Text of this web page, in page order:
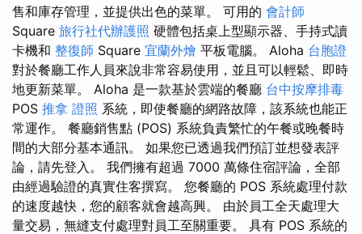
售和庫存管理，並提供出色的菜單。 可用的 會計師
Square 旅行社代辦護照 硬體包括桌上型顯示器、手持式讀
卡機和 整復師 Square 宜蘭外燴 平板電腦。 Aloha 台胞證
對於餐廳工作人員來說非常容易使用，並且可以輕鬆、即時
地更新菜單。 Aloha 是一款基於雲端的餐廳 台中按摩排毒
POS 推拿 證照 系統，即使餐廳的網路故障，該系統也能正
常運作。 餐廳銷售點 (POS) 系統負責繁忙的午餐或晚餐時
間的大部分基本通訊。 如果您已透過我們預訂並想發表評
論，請先登入。 我們擁有超過 7000 萬條住宿評論，全部
由經過驗證的真實住客撰寫。 您餐廳的 POS 系統處理付款
的速度越快，您的顧客就會越高興。 由於員工全天處理大
量交易，無縫支付處理對員工至關重要。 具有 POS 系統的